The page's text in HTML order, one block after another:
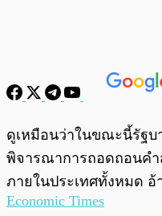
พร้อมเล่น
ดูเหมือนว่าในขณะนี้รัฐบ
พิจารณาการถอดถอนคำ
ภายในประเทศทั้งหมด อ้
Economic Times